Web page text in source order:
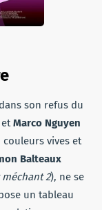
son refus du
etMarco Nguyen
vives et
Balteaux
2), ne se
un tableau